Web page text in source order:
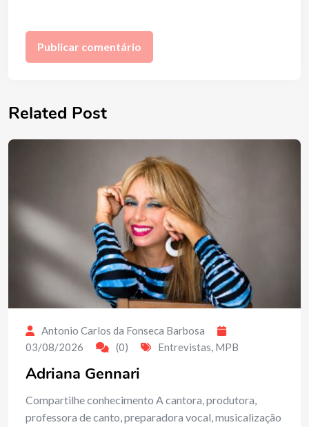
Related Post
Antonio Carlos da Fonseca Barbosa
03/08/2026
(0) Entrevistas, MPB
Adriana Gennari
Compartilhe conhecimento A cantora, produtora,
professora de canto, preparadora vocal, musicalização